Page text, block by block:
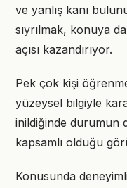
ve yanlış kanı
sıyrılmak, konuya
açısı kazandırıyor.
Pek çok kişi
yüzeysel bilgiyle
inildiğinde durumun
kapsamlı olduğu
Konusunda